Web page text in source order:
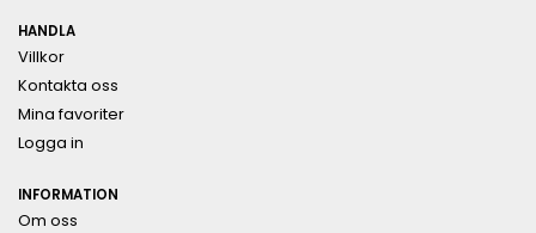
HANDLA
Villkor
Kontakta oss
Mina favoriter
Logga in
INFORMATION
Om oss